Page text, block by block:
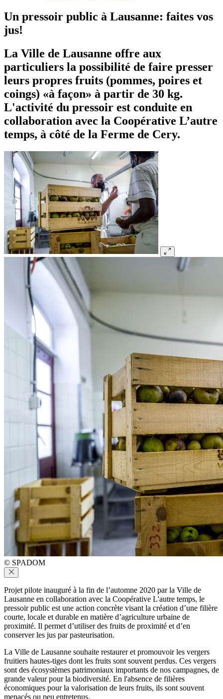
Un pressoir public à Lausanne: faites vos
jus!
La Ville de Lausanne offre aux
particuliers la possibilité de faire presser
leurs propres fruits (pommes, poires et
coings) «à façon» à partir de 30 kg.
L'activité du pressoir est conduite en
collaboration avec la Coopérative L’autre
temps, à côté de la Ferme de Cery.
© SPADOM
Projet pilote inauguré à la fin de l’automne 2020 par la Ville de
Lausanne en collaboration avec la Coopérative L'autre temps, le
pressoir public est une action concrète visant la création d’une filière
courte, locale et durable en matière d’agriculture urbaine de
proximité. Il permet d’utiliser des fruits de proximité et d’en
conserver les jus par pasteurisation.
La Ville de Lausanne souhaite restaurer et promouvoir les vergers
fruitiers hautes-tiges dont les fruits sont souvent perdus. Ces vergers
sont des écosystèmes patrimoniaux importants de nos campagnes, de
grande valeur pour la biodiversité. En l'absence de filières
économiques pour la valorisation de leurs fruits, ils sont souvent
menacés ou peu entretenus.